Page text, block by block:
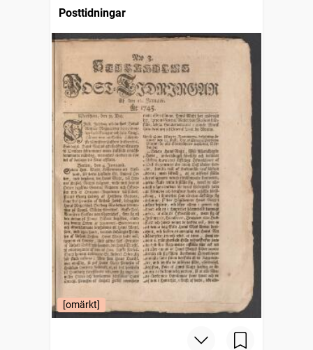
Posttidningar
[omärkt]